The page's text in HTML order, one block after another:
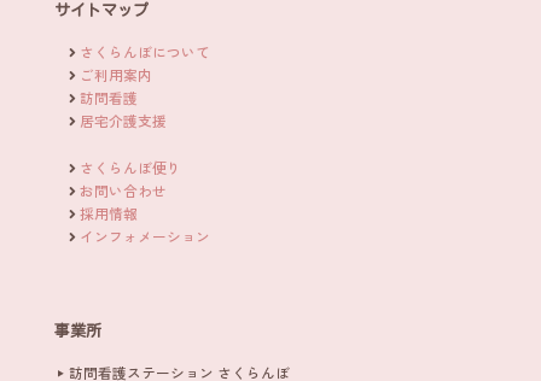
サイトマップ
さくらんぼについて
ご利用案内
訪問看護
居宅介護支援
さくらんぼ便り
お問い合わせ
採用情報
インフォメーション
事業所
訪問看護ステーション さくらんぼ